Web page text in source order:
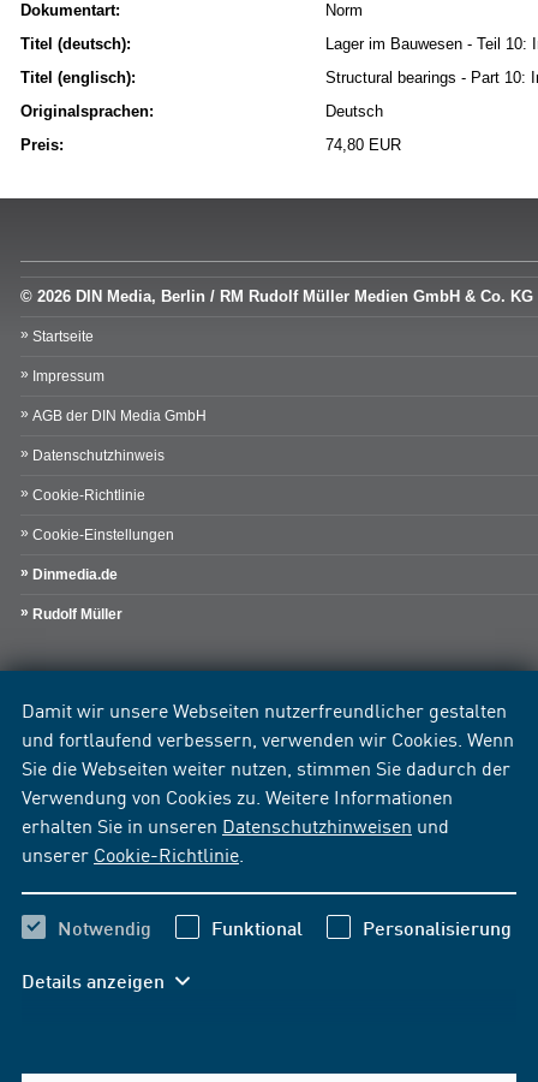
Damit wir unsere Webseiten nutzerfreundlicher gestalten
und fortlaufend verbessern, verwenden wir Cookies. Wenn
Sie die Webseiten weiter nutzen, stimmen Sie dadurch der
Verwendung von Cookies zu. Weitere Informationen
erhalten Sie in unseren Datenschutzhinweisen und
unserer Cookie-Richtlinie
Notwendig Funktional Personalisierung
Details anzeigen
Dokumentart:
Norm
Titel (deutsch):
Lager im Bauwesen - Teil 10:
Titel (englisch):
Structural bearings - Part 10:
Originalsprachen:
Deutsch
Preis:
74,80 EUR
© 2026 DIN Media, Berlin / RM Rudolf Müller Medien GmbH & Co. KG
Startseite
Impressum
AGB der DIN Media GmbH
Datenschutzhinweis
Cookie-Richtlinie
Cookie-Einstellungen
Dinmedia.de
Rudolf Müller